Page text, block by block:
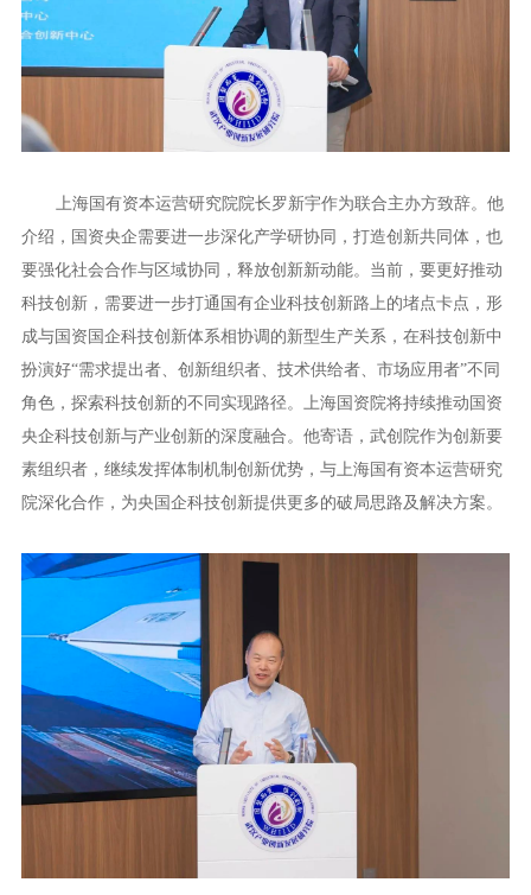
上海国有资本运营研究院院长罗新宇作为联合主办方致辞。他
介绍，国资央企需要进一步深化产学研协同，打造创新共同体，也
要强化社会合作与区域协同，释放创新新动能。当前，要更好推动
科技创新，需要进一步打通国有企业科技创新路上的堵点卡点，形
成与国资国企科技创新体系相协调的新型生产关系，在科技创新中
扮演好“需求提出者、创新组织者、技术供给者、市场应用者”不同
角色，探索科技创新的不同实现路径。上海国资院将持续推动国资
央企科技创新与产业创新的深度融合。他寄语，武创院作为创新要
素组织者，继续发挥体制机制创新优势，与上海国有资本运营研究
院深化合作，为央国企科技创新提供更多的破局思路及解决方案。